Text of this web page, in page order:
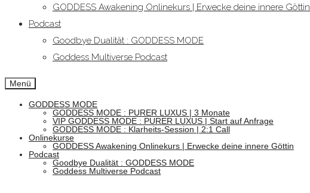
GODDESS Awakening Onlinekurs | Erwecke deine innere Göttin
Podcast
Goodbye Dualität : GODDESS MODE
Goddess Multiverse Podcast
Menü
GODDESS MODE
GODDESS MODE : PURER LUXUS | 3 Monate
VIP GODDESS MODE : PURER LUXUS | Start auf Anfrage
GODDESS MODE : Klarheits-Session | 2:1 Call
Onlinekurse
GODDESS Awakening Onlinekurs | Erwecke deine innere Göttin
Podcast
Goodbye Dualität : GODDESS MODE
Goddess Multiverse Podcast